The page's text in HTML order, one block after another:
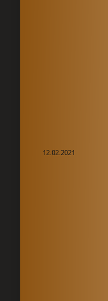
12.02.2021